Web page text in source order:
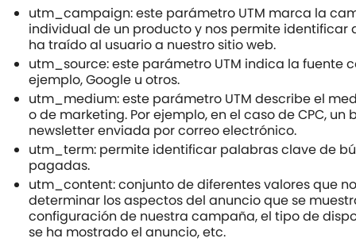
utm_campaign: este parámetro UTM marca la
individual de un producto y nos permite identificar
ha traído al usuario a nuestro sitio web.
utm_source: este parámetro UTM indica la fuente
ejemplo, Google u otros.
utm_medium: este parámetro UTM describe el
o de marketing. Por ejemplo, en el caso de CPC, un
newsletter enviada por correo electrónico.
utm_term: permite identificar palabras clave de
pagadas.
utm_content: conjunto de diferentes valores que
determinar los aspectos del anuncio que se
configuración de nuestra campaña, el tipo de
se ha mostrado el anuncio, etc.